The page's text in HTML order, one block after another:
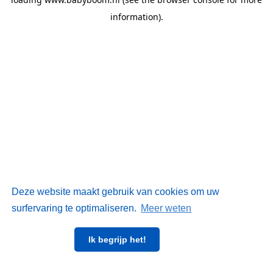
Deze website maakt gebruik van cookies om uw
surfervaring te optimaliseren. Meer weten
Ik begrijp het!
information).